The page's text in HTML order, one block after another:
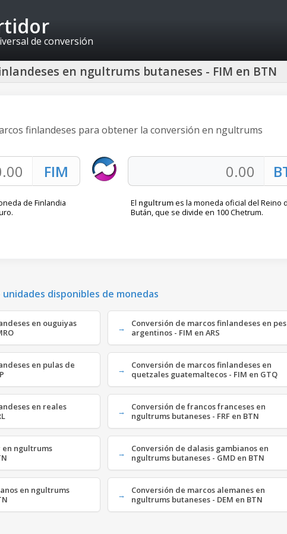
de conversión
en ngultrums butaneses - FIM en BTN
finlandeses para obtener la conversión en ngultrums
de Finlandia
El ngultrumes la moneda oficial del Reino
Bután, que se divide en 100 Chetrum.
disponibles de monedas
en ouguiyas
Conversión de marcos finlandeses en
argentinos - FIM en ARS
en pulas de
Conversión de marcos finlandeses en
quetzales guatemaltecos - FIM en GTQ
en reales
Conversión de francos franceses en
ngultrums butaneses - FRF en BTN
en ngultrums
Conversión de dalasis gambianos en
ngultrums butaneses - GMD en BTN
en ngultrums
Conversión de marcos alemanes en
ngultrums butaneses - DEM en BTN